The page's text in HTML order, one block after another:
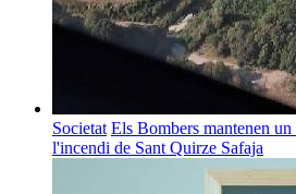
Societat Els Bombers mantenen
l'incendi de Sant Quirze Safaja